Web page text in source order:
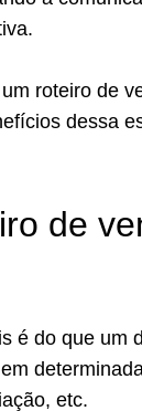
roteiro de
dessa
de
é do que um
etc.